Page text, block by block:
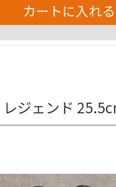
カートに入れる
レジェンド